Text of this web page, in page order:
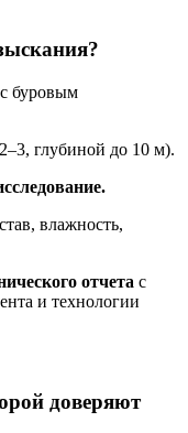
буровым
глубиной до 10 м).
влажность,
отчета с
и технологии
доверяют